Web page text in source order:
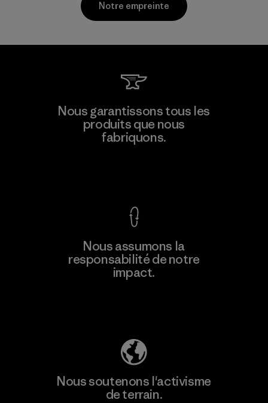
Kingwhale Industries Corp.
Material-supplier
Notre empreinte
Nous garantissons tous les
produits que nous
fabriquons.
Nous assumons la
responsabilité de notre
impact.
Nous soutenons l'activisme
de terrain.